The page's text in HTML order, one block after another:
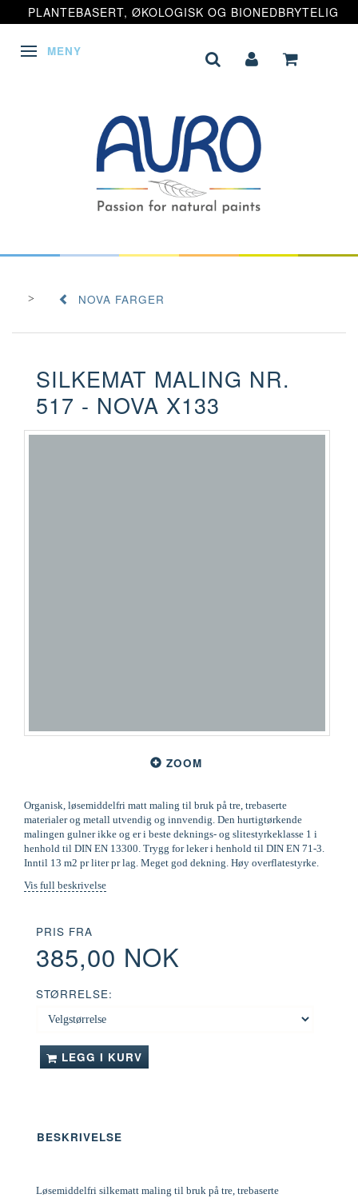
PLANTEBASERT, ØKOLOGISK OG BIONEDBRYTELIG
VEKSLE NAVIGASJON
MENY
NOVA FARGER
SILKEMAT MALING NR.
517 - NOVA X133
ZOOM
Organisk, løsemiddelfri matt maling til bruk på tre, trebaserte
materialer og metall utvendig og innvendig. Den hurtigtørkende
malingen gulner ikke og er i beste deknings- og slitestyrkeklasse 1 i
henhold til DIN EN 13300. Trygg for leker i henhold til DIN EN 71-3.
Inntil 13 m2 pr liter pr lag. Meget god dekning. Høy overflatestyrke.
Vis full beskrivelse
PRIS FRA
385,00 NOK
STØRRELSE:
LEGG I KURV
BESKRIVELSE
Løsemiddelfri silkematt maling til bruk på tre, trebaserte